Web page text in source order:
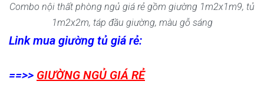
Combo nội thất phòng ngủ giá rẻ gồm giường 1m2x1m9, tủ
1m2x2m, táp đầu giường, màu gỗ sáng
Link mua giường tủ giá rẻ:
==>> GIƯỜNG NGỦ GIÁ RẺ